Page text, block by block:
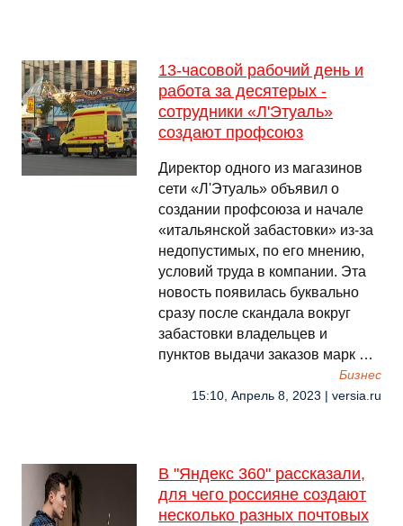
13-часовой рабочий день и
работа за десятерых -
сотрудники «Л'Этуаль»
создают профсоюз
Директор одного из магазинов
сети «Л'Этуаль» объявил о
создании профсоюза и начале
«итальянской забастовки» из-за
недопустимых, по его мнению,
условий труда в компании. Эта
новость появилась буквально
сразу после скандала вокруг
забастовки владельцев и
пунктов выдачи заказов марк …
Бизнес
15:10, Апрель 8, 2023 | versia.ru
В "Яндекс 360" рассказали,
для чего россияне создают
несколько разных почтовых